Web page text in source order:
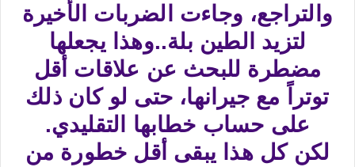
والتراجع، وجاءت الضربات الأخيرة
لتزيد الطين بلة..وهذا يجعلها
مضطرة للبحث عن علاقات أقل
توتراً مع جيرانها، حتى لو كان ذلك
على حساب خطابها التقليدي.
لكن كل هذا يبقى أقل خطورة من